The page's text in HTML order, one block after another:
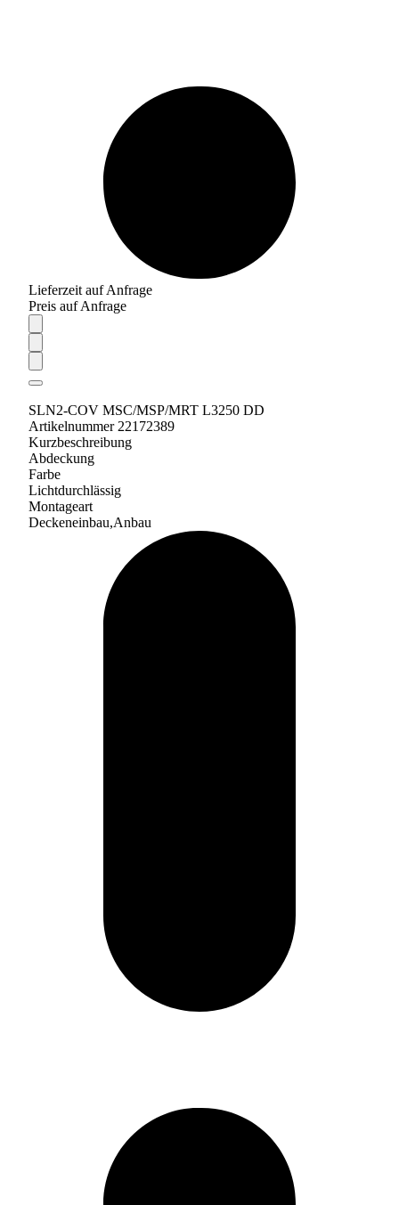
Lieferzeit auf Anfrage
Preis auf Anfrage
SLN2-COV MSC/MSP/MRT L3250 DD
Artikelnummer 22172389
Kurzbeschreibung
Abdeckung
Farbe
Lichtdurchlässig
Montageart
Deckeneinbau,Anbau